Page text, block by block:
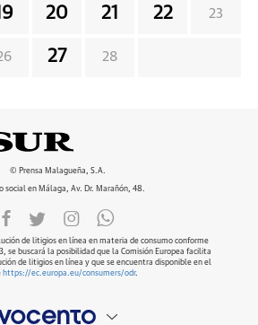
20 21 22 23
27 28
© Prensa Malagueña, S.A.
social en Málaga, Av. Dr. Marañón, 48.
de litigios en línea en materia de consumo conforme
se buscará la posibilidad que la Comisión Europea facilita
de litigios en línea y que se encuentra disponible en el
https://ec.europa.eu/consumers/odr.